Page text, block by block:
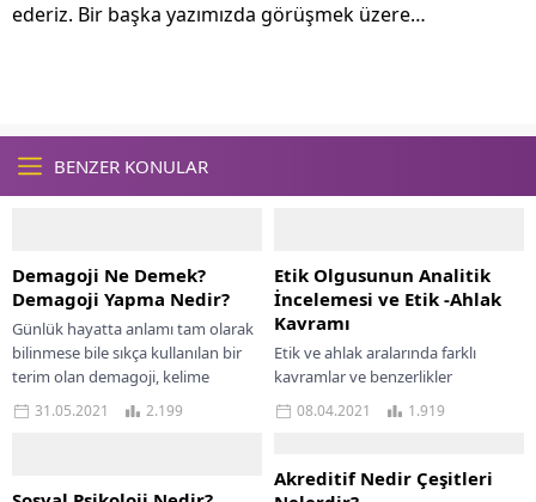
ederiz. Bir başka yazımızda görüşmek üzere…
BENZER KONULAR
Demagoji Ne Demek?
Demagoji Yapma Nedir?
Günlük hayatta anlamı tam olarak
bilinmese bile sıkça kullanılan bir
terim olan demagoji, kelime
anlamıyla laf cambazlığı olarak
ifade edilir....
31.05.2021 2.199
Etik Olgusunun Analitik
İncelemesi ve Etik -Ahlak
Kavramı
Etik ve ahlak aralarında farklı
kavramlar ve benzerlikler
barındıran iki farklı kavramdır. Etik
ve ahlak günlük hayatta ve
08.04.2021 1.919
Akreditif Nedir Çeşitleri